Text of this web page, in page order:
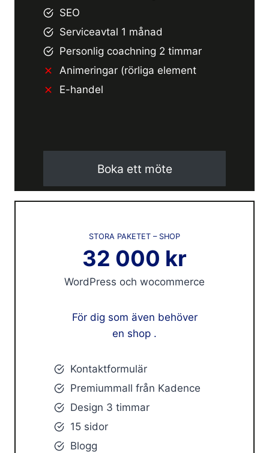
SEO
Serviceavtal 1 månad
Personlig coachning 2 timmar
Animeringar (rörliga element
E-handel
Boka ett möte
STORA PAKETET – SHOP
32 000 kr
WordPress och wocommerce
För dig som även behöver
en shop .
Kontaktformulär
Premiummall från Kadence
Design 3 timmar
15 sidor
Blogg